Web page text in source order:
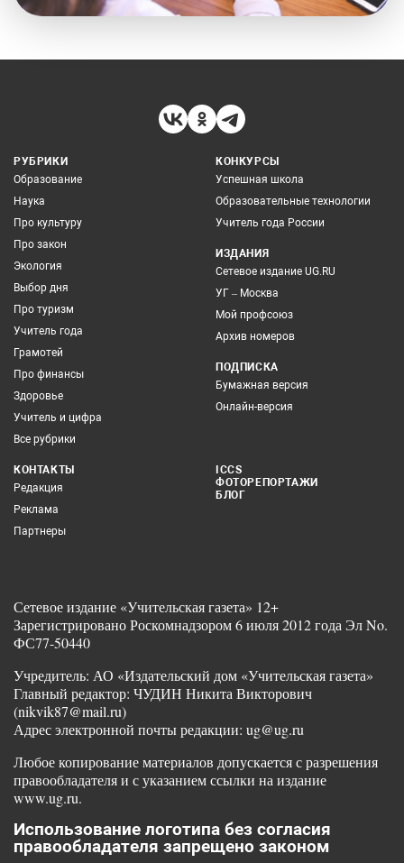
РУБРИКИ
Образование
Наука
Про культуру
Про закон
Экология
Выбор дня
Про туризм
Учитель года
Грамотей
Про финансы
Здоровье
Учитель и цифра
Все рубрики
КОНКУРСЫ
Успешная школа
Образовательные технологии
Учитель года России
ИЗДАНИЯ
Сетевое издание UG.RU
УГ – Москва
Мой профсоюз
Архив номеров
ПОДПИСКА
Бумажная версия
Онлайн-версия
КОНТАКТЫ
Редакция
Реклама
Партнеры
ICCS
ФОТОРЕПОРТАЖИ
БЛОГ
Сетевое издание «Учительская газета» 12+
Зарегистрировано Роскомнадзором 6 июля 2012 года Эл No.
ФС77-50440
Учредитель: АО «Издательский дом «Учительская газета»
Главный редактор: ЧУДИН Никита Викторович
(nikvik87@mail.ru)
Адрес электронной почты редакции: ug@ug.ru
Любое копирование материалов допускается с разрешения
правообладателя и с указанием ссылки на издание
www.ug.ru.
Использование логотипа без согласия
правообладателя запрещено законом